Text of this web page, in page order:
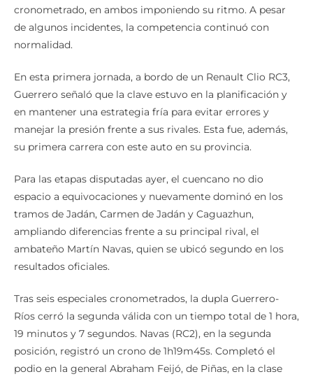
cronometrado, en ambos imponiendo su ritmo. A pesar
de algunos incidentes, la competencia continuó con
normalidad.
En esta primera jornada, a bordo de un Renault Clio RC3,
Guerrero señaló que la clave estuvo en la planificación y
en mantener una estrategia fría para evitar errores y
manejar la presión frente a sus rivales. Esta fue, además,
su primera carrera con este auto en su provincia.
Para las etapas disputadas ayer, el cuencano no dio
espacio a equivocaciones y nuevamente dominó en los
tramos de Jadán, Carmen de Jadán y Caguazhun,
ampliando diferencias frente a su principal rival, el
ambateño Martín Navas, quien se ubicó segundo en los
resultados oficiales.
Tras seis especiales cronometrados, la dupla Guerrero-
Ríos cerró la segunda válida con un tiempo total de 1 hora,
19 minutos y 7 segundos. Navas (RC2), en la segunda
posición, registró un crono de 1h19m45s. Completó el
podio en la general Abraham Feijó, de Piñas, en la clase